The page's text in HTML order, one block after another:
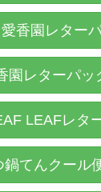
香園レター
園レターパッ
LEAFレタ
鍋てんクール